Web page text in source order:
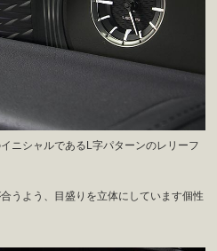
ニシャルであるL字パターンのレリーフ
うよう、目盛りを立体にしています個性